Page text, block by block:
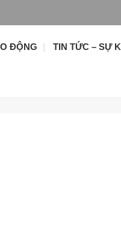
ĐỘNG TIN TỨC – SỰ